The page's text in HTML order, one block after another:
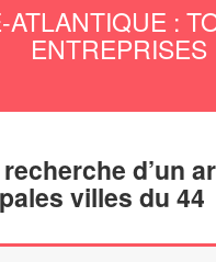
ATLANTIQUE :
ENTREPRISES
d’un
villes du 44